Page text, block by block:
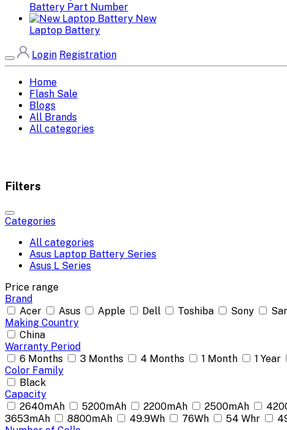
Battery Part Number
New
Laptop Battery
Login Registration
Home
Flash Sale
Blogs
All Brands
All categories
Filters
Categories
All categories
Asus Laptop Battery Series
Asus L Series
Price range
Brand
Acer
Asus Apple Dell Toshiba Sony
Making Country
China
Warranty Period
6 Months
3 Months 4 Months 1 Month 1 Year
Color Family
Black
Capacity
2640mAh
5200mAh 2200mAh 2500mAh
3653mAh
8800mAh 49.9Wh 76Wh 54 Whr